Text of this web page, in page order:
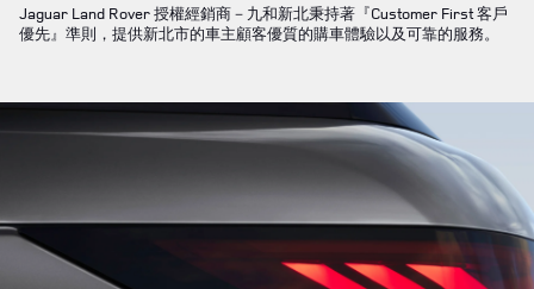
Jaguar Land Rover 授權經銷商－九和新北秉持著『Customer First 客戶
優先』準則，提供新北市的車主顧客優質的購車體驗以及可靠的服務。